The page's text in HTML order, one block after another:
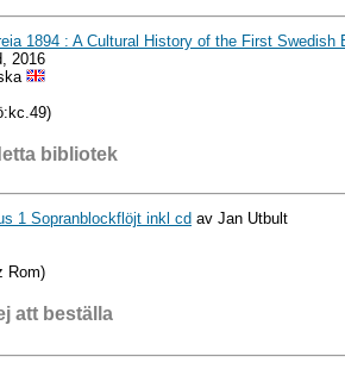
1894 : A Cultural History of the First Swedish
2016
bibliotek
1 Sopranblockflöjt inkl cd av Jan Utbult
Rom)
att beställa